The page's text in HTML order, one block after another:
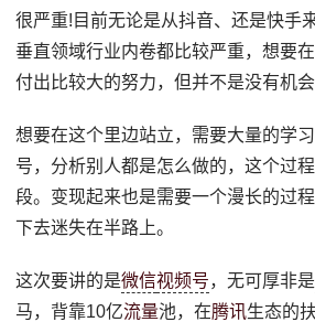
很严重!目前无论是从抖音、还是快手
垂直领域行业内卷都比较严重，想要
付出比较大的努力，但并不是没有机会
想要在这个里边站立，需要大量的学
号，分析别人都是怎么做的，这个过
段。变现起来也是需要一个漫长的过
下去迷失在半路上。
这次要讲的是微信视频号，无可厚非是
马，背靠10亿流量池，在腾讯生态的